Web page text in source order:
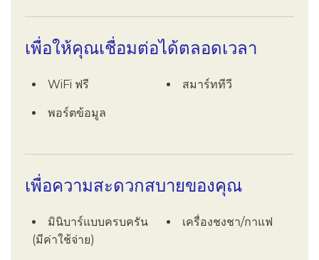
เพื่อให้คุณเชื่อมต่อได้ตลอดเวลา
WiFi ฟรี สมาร์ททีวี
พอร์ตข้อมูล
เพื่อความสะดวกสบายของคุณ
มินิบาร์แบบครบครัน
(มีค่าใช้จ่าย)
เครื่องชงชา/กาแฟ